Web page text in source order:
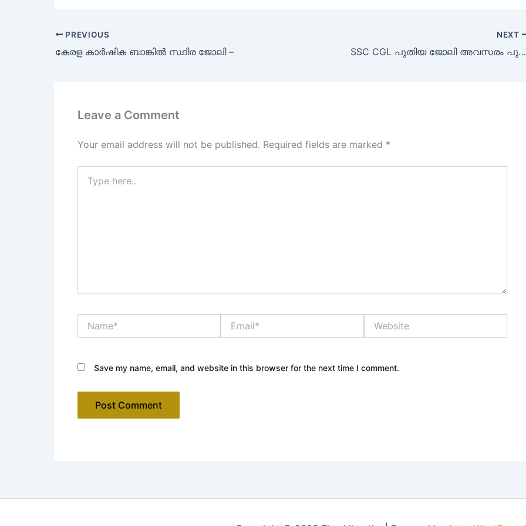
PREVIOUS
കേരള കാര്‍ഷിക ബാങ്കില്‍ സ്ഥിര ജോലി –
NEXT
SSC CGL പുതിയ ജോലി അവസരം പുറത്തു വിട്ടു ഉടൻ ആപേക്ഷികം
Leave a Comment
Your email address will not be published. Required fields are marked *
here..
Save my name, email, and website in this browser for the next time I comment.